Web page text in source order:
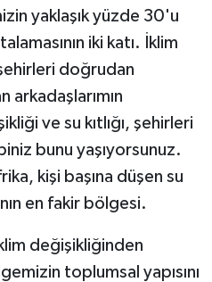
yaklaşık yüzde 30'u
iki katı. İklim
doğrudan
arkadaşlarımın
ve su kıtlığı, şehirleri
bunu yaşıyorsunuz.
kişi başına düşen su
en fakir bölgesi.
değişikliğinden
toplumsal yapısını